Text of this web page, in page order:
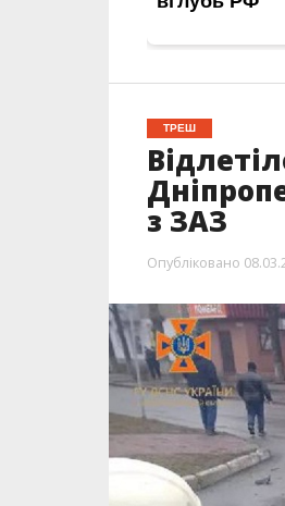
ТРЕШ
з ЗАЗ
Опубліковано